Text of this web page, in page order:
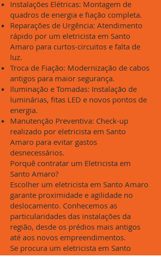
Instalações Elétricas: Montagem de
quadros de energia e fiação completa.
Reparações de Urgência: Atendimento
rápido por um eletricista em Santo
Amaro para curtos-circuitos e falta de
luz.
Troca de Fiação: Modernização de cabos
antigos para maior segurança.
Iluminação e Tomadas: Instalação de
luminárias, fitas LED e novos pontos de
energia.
Manutenção Preventiva: Check-up
realizado por eletricista em Santo
Amaro para evitar gastos
desnecessários.
Porquê contratar um Eletricista em
Santo Amaro?
Escolher um eletricista em Santo Amaro
garante proximidade e agilidade no
deslocamento. Conhecemos as
particularidades das instalações da
região, desde os prédios mais antigos
até aos novos empreendimentos.
Se procura um eletricista em Santo
Amaro com experiência técnica e preço